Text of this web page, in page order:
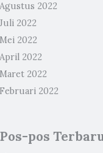
Agustus 2022
Juli 2022
Mei 2022
April 2022
Maret 2022
Februari 2022
Pos-pos